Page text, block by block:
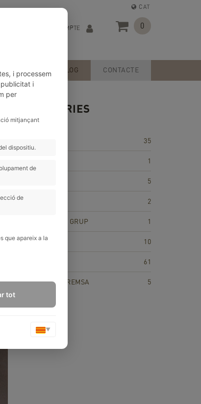
CAT
0
EL MEU COMPTE
SERVEIS BLOG CONTACTE
CATEGORIES
35
1
5
CONSELLS 2
DEPURA'T EN GRUP 1
NUTRICIÓ 10
61
RECULL DE PREMSA 5
i processem
i
per
mitjançant
dispositiu.
de
de
que apareix a la
tot
▼